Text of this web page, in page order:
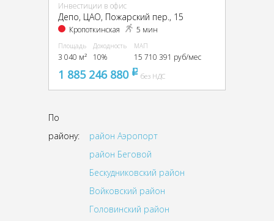
Инвестиции в офис
Депо, ЦАО, Пожарский пер., 15
Кропоткинская 5 мин
Площадь
3 040 м²
Доходность
10%
МАП
15 710 391 руб/мес
1 885 246 880 pуббез НДС
По
району:
район Аэропорт
район Беговой
Бескудниковский район
Войковский район
Головинский район